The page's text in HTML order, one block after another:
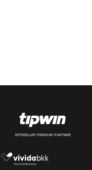
OFFIZIELLER PREMIUM-PARTNER